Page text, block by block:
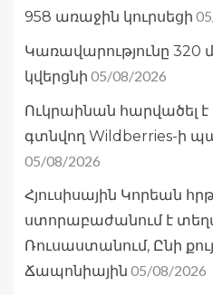
958 առաջին կուրսեցի
Կառավարությունը 320
կվերցնի 05/08/2026
Ուկրաինան հարվածել է
գտնվող Wildberries-ի
05/08/2026
Հյուսիսային Կորեան
ստորաբաժանում է
Ռուսաստանում, Ընի
Ճապոնիային 05/08/2026